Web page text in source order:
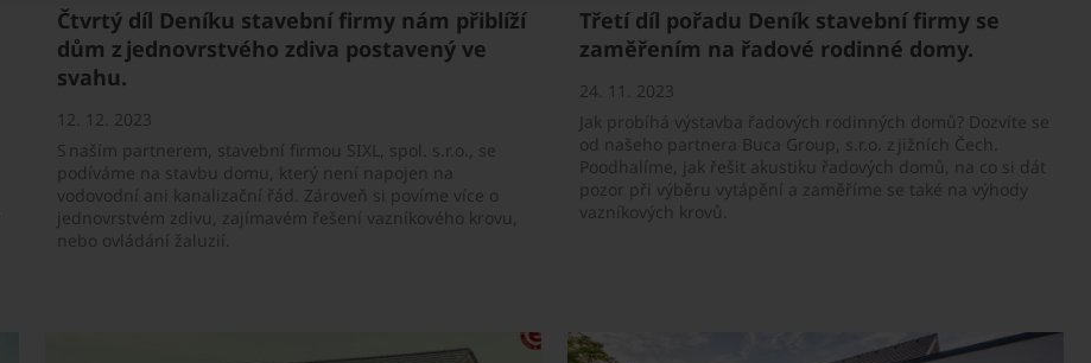
Čtvrtý díl Deníku stavební firmy nám přiblíží
dům z jednovrstvého zdiva postavený ve
svahu.
12. 12. 2023
S naším partnerem, stavební firmou SIXL, spol. s.r.o., se
podíváme na stavbu domu, který není napojen na
vodovodní ani kanalizační řád. Zároveň si povíme více o
jednovrstvém zdivu, zajímavém řešení vazníkového krovu,
nebo ovládání žaluzií.
Třetí díl pořadu Deník stavební firmy se
zaměřením na řadové rodinné domy.
24. 11. 2023
Jak probíhá výstavba řadových rodinných domů? Dozvíte se
od našeho partnera Buca Group, s.r.o. z jižních Čech.
Poodhalíme, jak řešit akustiku řadových domů, na co si dát
pozor při výběru vytápění a zaměříme se také na výhody
vazníkových krovů.